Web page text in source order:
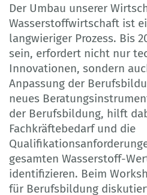
Der Umbau unserer
Wasserstoffwirtschaft ist
langwieriger Prozess. Bis
sein, erfordert nicht nur
Innovationen, sondern
Anpassung der
neues
der Berufsbildung, hilft
Fachkräftebedarf und die
gesamten Wasserstoff-
identifizieren. Beim
für Berufsbildung